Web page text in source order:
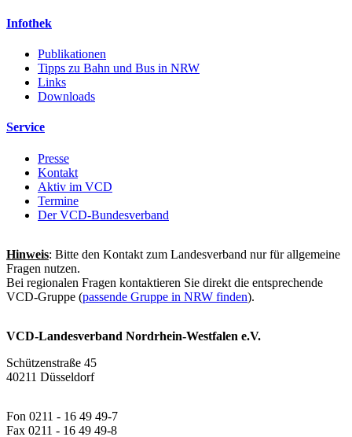
Infothek
Publikationen
Tipps zu Bahn und Bus in NRW
Links
Downloads
Service
Presse
Kontakt
Aktiv im VCD
Termine
Der VCD-Bundesverband
Hinweis: Bitte den Kontakt zum Landesverband nur für allgemeine
Fragen nutzen.
Bei regionalen Fragen kontaktieren Sie direkt die entsprechende
VCD-Gruppe (passende Gruppe in NRW finden).
VCD-Landesverband Nordrhein-Westfalen e.V.
Schützenstraße 45
40211 Düsseldorf
Fon 0211 - 16 49 49-7
Fax 0211 - 16 49 49-8